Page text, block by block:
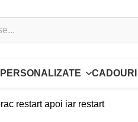
restart apoi iar restart